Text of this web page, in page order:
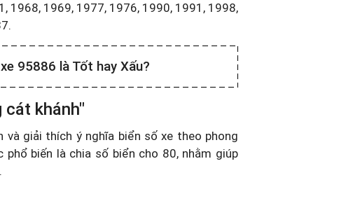
1968, 1969, 1977, 1976, 1990, 1991, 1998,
95886 là Tốt hay Xấu?
cát khánh"
giải thích ý nghĩa biển số xe theo phong
biến là chia số biển cho 80, nhằm giúp